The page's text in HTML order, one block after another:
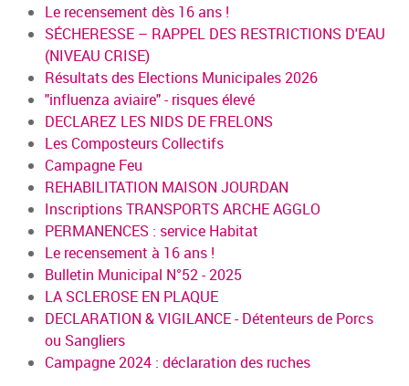
Le recensement dès 16 ans !
SÉCHERESSE – RAPPEL DES RESTRICTIONS D'EAU
(NIVEAU CRISE)
Résultats des Elections Municipales 2026
"influenza aviaire" - risques élevé
DECLAREZ LES NIDS DE FRELONS
Les Composteurs Collectifs
Campagne Feu
REHABILITATION MAISON JOURDAN
Inscriptions TRANSPORTS ARCHE AGGLO
PERMANENCES : service Habitat
Le recensement à 16 ans !
Bulletin Municipal N°52 - 2025
LA SCLEROSE EN PLAQUE
DECLARATION & VIGILANCE - Détenteurs de Porcs
ou Sangliers
Campagne 2024 : déclaration des ruches